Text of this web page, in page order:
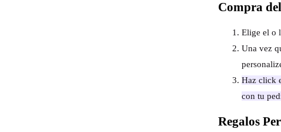
Compra
Elige el o
Una vez
Haz click
con tu
Regalos